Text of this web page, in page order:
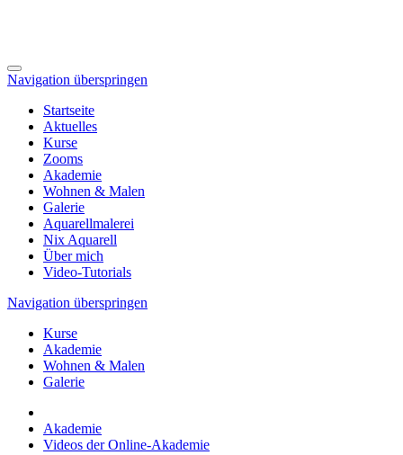
Navigation überspringen
Startseite
Aktuelles
Kurse
Zooms
Akademie
Wohnen & Malen
Galerie
Aquarellmalerei
Nix Aquarell
Über mich
Video-Tutorials
Navigation überspringen
Kurse
Akademie
Wohnen & Malen
Galerie
Akademie
Videos der Online-Akademie